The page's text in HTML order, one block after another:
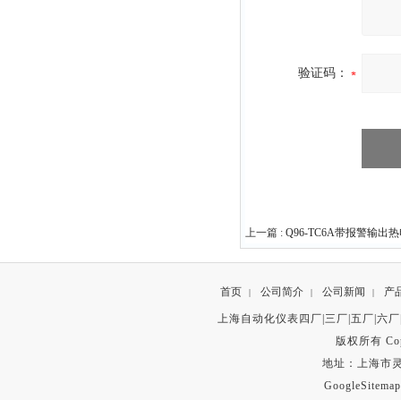
验证码：
上一篇 : Q96-TC6A带报警输出
首页 | 公司简介 | 公司新闻 | 产
上海自动化仪表四厂|三厂|五厂|六
版权所有
地址：上海市
GoogleSitemap